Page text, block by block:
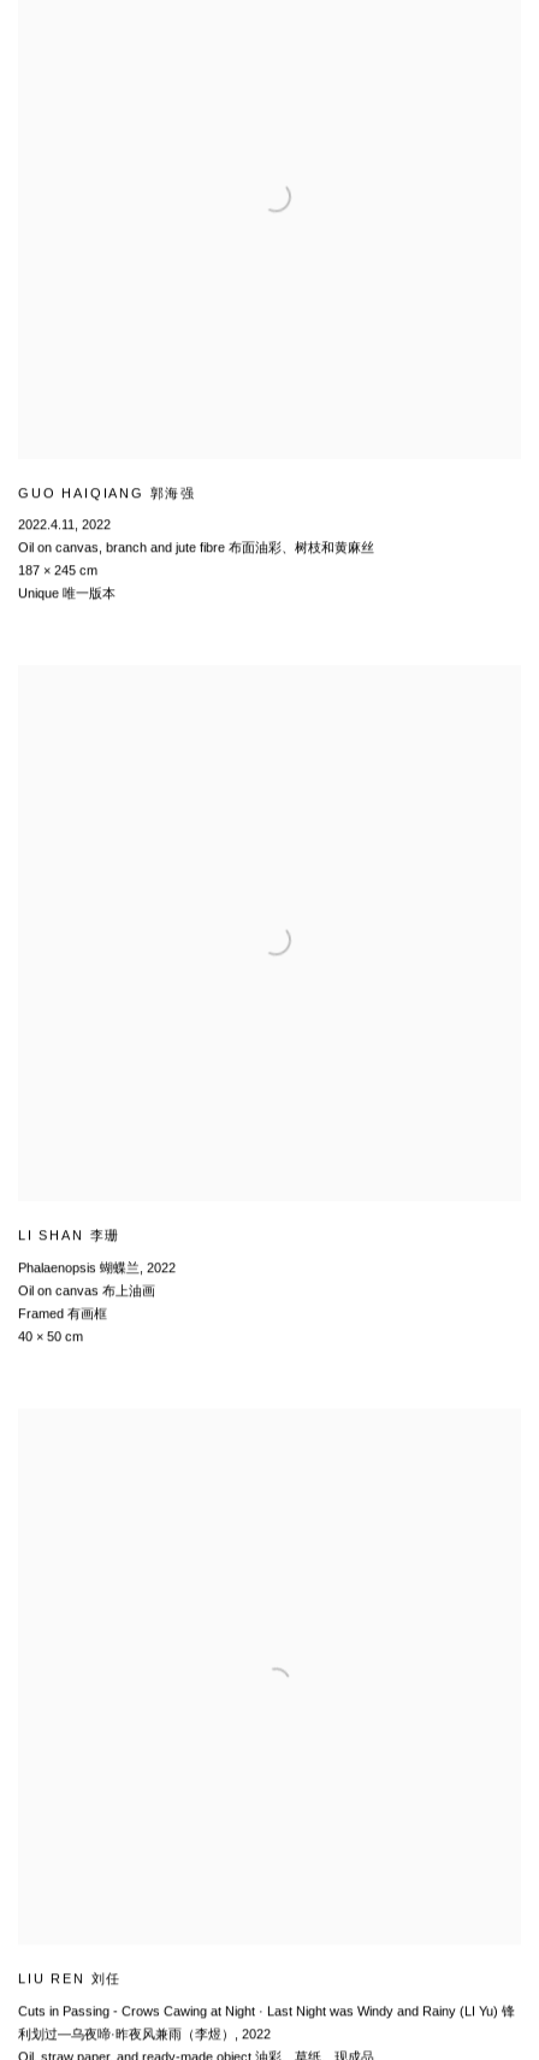
GUO HAIQIANG 郭海强
2022.4.11, 2022
Oil on canvas, branch and jute fibre 布面油彩、树枝和黄麻丝
187 × 245 cm
Unique 唯一版本
LI SHAN 李珊
Phalaenopsis 蝴蝶兰, 2022
Oil on canvas 布上油画
Framed 有画框
40 × 50 cm
LIU REN 刘任
Cuts in Passing - Crows Cawing at Night · Last Night was Windy and Rainy (LI Yu) 锋
利划过—乌夜啼·昨夜风兼雨（李煜） , 2022